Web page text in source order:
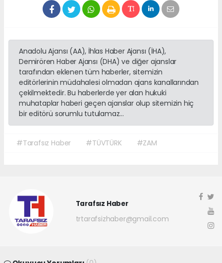
Anadolu Ajansı (AA), İhlas Haber Ajansı (İHA),
Demirören Haber Ajansı (DHA) ve diğer ajanslar
tarafından eklenen tüm haberler, sitemizin
editörlerinin müdahalesi olmadan ajans kanallarından
çekilmektedir. Bu haberlerde yer alan hukuki
muhataplar haberi geçen ajanslar olup sitemizin hiç
bir editörü sorumlu tutulamaz...
#Tarafsız Haber #TÜVTÜRK #ZAM
Tarafsız Haber
trtarafsizhaber@gmail.com